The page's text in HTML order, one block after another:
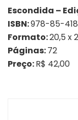
Escondida –
ISBN:978-85-
Formato:20,5 x
Páginas:72
Preço:R$ 42,00